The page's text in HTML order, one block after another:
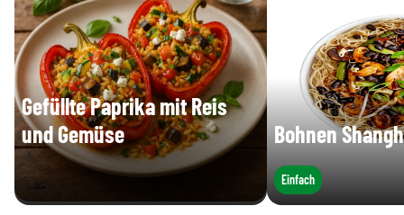
Gefüllte Paprika mit Reis
und Gemüse
Bohnen
Einfach